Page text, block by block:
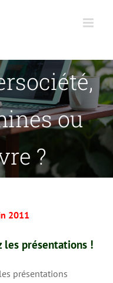
ou
?
2011
les présentations !
présentations